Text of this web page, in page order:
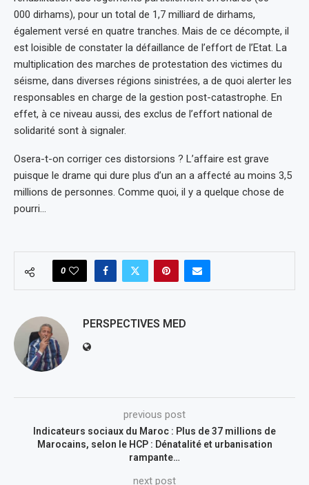
000 dirhams), pour un total de 1,7 milliard de dirhams,
également versé en quatre tranches. Mais de ce décompte, il
est loisible de constater la défaillance de l’effort de l’Etat. La
multiplication des marches de protestation des victimes du
séisme, dans diverses régions sinistrées, a de quoi alerter les
responsables en charge de la gestion post-catastrophe. En
effet, à ce niveau aussi, des exclus de l’effort national de
solidarité sont à signaler.
Osera-t-on corriger ces distorsions ? L’affaire est grave
puisque le drame qui dure plus d’un an a affecté au moins 3,5
millions de personnes. Comme quoi, il y a quelque chose de
pourri…
0
PERSPECTIVES MED
previous post
Indicateurs sociaux du Maroc : Plus de 37 millions de
Marocains, selon le HCP : Dénatalité et urbanisation
rampante…
next post